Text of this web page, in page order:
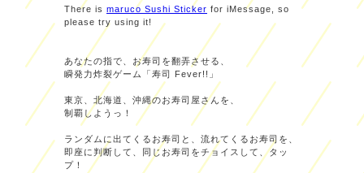
There is maruco Sushi Sticker for iMessage, so
please try using it!
あなたの指で、お寿司を翻弄させる、
瞬発力炸裂ゲーム「寿司 Fever!!」
東京、北海道、沖縄のお寿司屋さんを、
制覇しようっ！
ランダムに出てくるお寿司と、流れてくるお寿司を、
即座に判断して、同じお寿司をチョイスして、タッ
プ！